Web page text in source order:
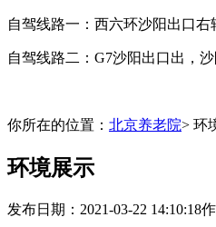
自驾线路一：西六环沙阳出口
自驾线路二：G7沙阳出口出，
你所在的位置： 北京养老院> 环
环境展示
发布日期：2021-03-22 14:10:18